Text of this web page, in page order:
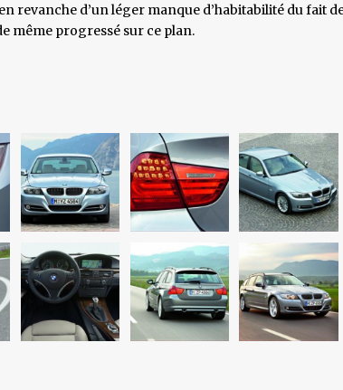
revanche d’un léger manque d’habitabilité du fait
même progressé sur ce plan.